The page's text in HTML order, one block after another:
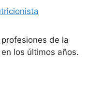
de la
los últimos años.